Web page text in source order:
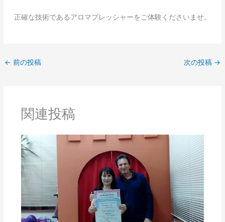
正確な技術であるアロマプレッシャーをご体験くださいませ。
← 前の投稿 次の投稿 →
関連投稿